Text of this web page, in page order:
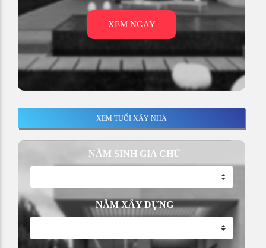
XEM NGAY
XEM TUỔI XÂY NHÀ
NĂM SINH GIA CHỦ
NĂM XÂY DỰNG